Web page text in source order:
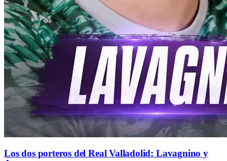
Los dos porteros del Real Valladolid: Lavagnino y